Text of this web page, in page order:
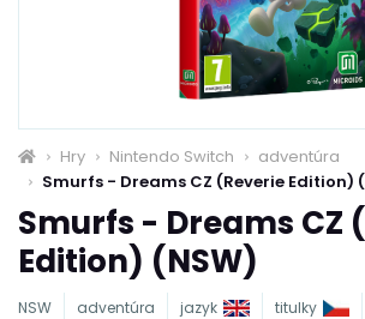
Hry Nintendo Switch
adventúra
Smurfs - Dreams CZ (Reverie Edition)
Smurfs - Dreams CZ
Edition) (NSW)
NSW adventúra jazyk titulky